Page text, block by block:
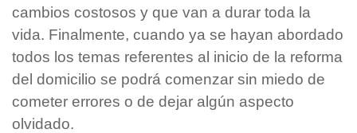
cambios costosos y que van a durar toda la
vida. Finalmente, cuando ya se hayan abordado
todos los temas referentes al inicio de la reforma
del domicilio se podrá comenzar sin miedo de
cometer errores o de dejar algún aspecto
olvidado.